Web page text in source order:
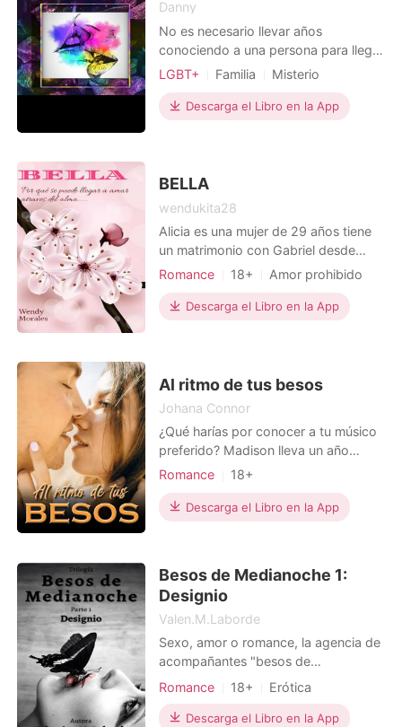
Danny
No es necesario llevar años
conociendo a una persona para llegar
a sentir cosas por ella ,no es cuestión
ambas personas El amor no distingue
géneros ,el amor esta en todos lados
de am
LGBT+ Familia
Misterio
Amor forzado
Primer amor
Homosexual
Encantadora
Descarga el Libro en la App
BELLA
wendukita28
Alicia es una mujer de 29 años tiene
un matrimonio con Gabriel desde
hace 10 años ,tiene una hija llamada
mas el pide el divorcio ,ya que según
el Alicia dejo de ser lo que era
actualidad había
Romance 18+
Amor prohibido
Poder femenino
Descarga el Libro en la App
Al ritmo de tus besos
Johana Connor
¿Qué harías por conocer a tu músico
preferido? Madison lleva un año
siguiendo a la banda de rock Squids,
convirtiéndose en una de sus
fanáticas más fieles. Está dispuesta a
lo que es capaz?
Romance
18+
Amor a primera vista
Dramático
Bully
Descarga el Libro en la App
Besos de Medianoche 1:
Designio
Valen.M.Laborde
Sexo, amor o romance, la agencia de
acompañantes "besos de
medianoche" tiene todo lo que usted
standard de un excéntrico
Romance 18+ Erótica
Descarga el Libro en la App